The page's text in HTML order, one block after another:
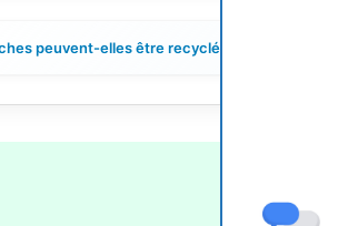
peuvent-elles être recyclées ?